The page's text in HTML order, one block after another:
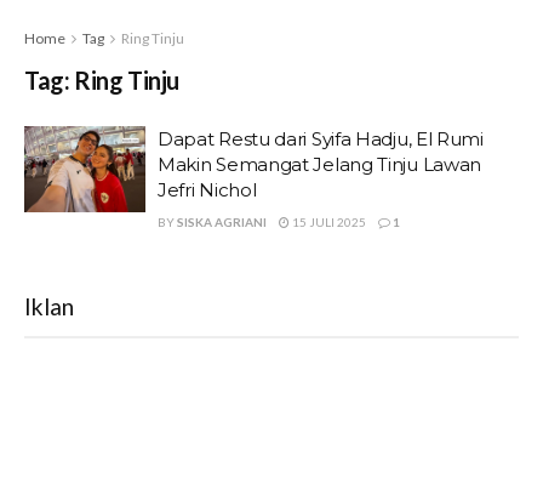
Home Tag Ring Tinju
Tag: Ring Tinju
Dapat Restu dari Syifa Hadju, El Rumi
Makin Semangat Jelang Tinju Lawan
Jefri Nichol
BYSISKA AGRIANI 15 JULI 2025 1
Iklan